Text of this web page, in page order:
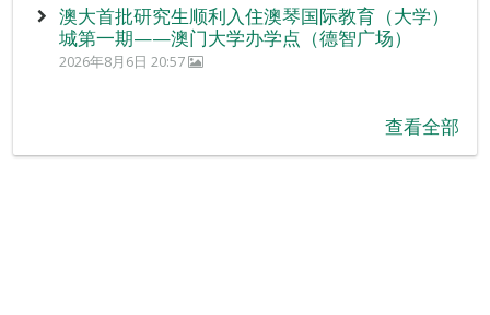
澳大首批研究生顺利入住澳琴国际教育（大学）
城第一期——澳门大学办学点（德智广场）
2026年8月6日 20:57
查看全部